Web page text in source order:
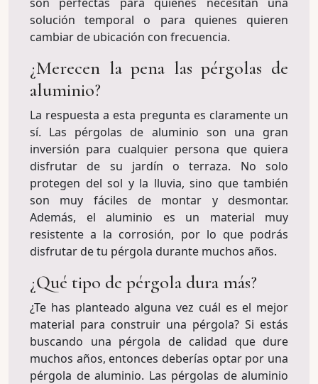
solución temporal o para quienes quieren
cambiar de ubicación con frecuencia.
¿Merecen la pena las pérgolas de
aluminio?
La respuesta a esta pregunta es claramente un
sí. Las pérgolas de aluminio son una gran
inversión para cualquier persona que quiera
disfrutar de su jardín o terraza. No solo
protegen del sol y la lluvia, sino que también
son muy fáciles de montar y desmontar.
Además, el aluminio es un material muy
resistente a la corrosión, por lo que podrás
disfrutar de tu pérgola durante muchos años.
¿Qué tipo de pérgola dura más?
¿Te has planteado alguna vez cuál es el mejor
material para construir una pérgola? Si estás
buscando una pérgola de calidad que dure
muchos años, entonces deberías optar por una
pérgola de aluminio. Las pérgolas de aluminio